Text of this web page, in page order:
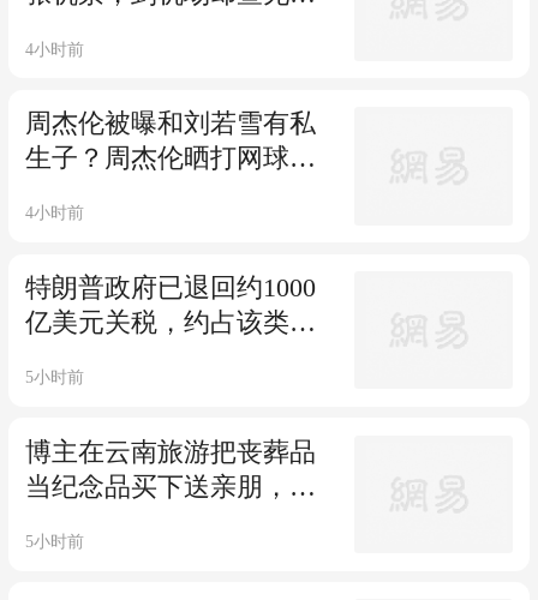
理商改成两个“未成年
误导致机票无法使用
4小时前
周杰伦被曝和刘若雪有私
生子？周杰伦晒打网球图
4小时前
特朗普政府已退回约1000
亿美元关税，约占该类关
美国最高法院推翻特朗普
法》征收关税举措
5小时前
博主在云南旅游把丧葬品
当纪念品买下送亲朋，本
俗用品，返回小摊退货与
5小时前